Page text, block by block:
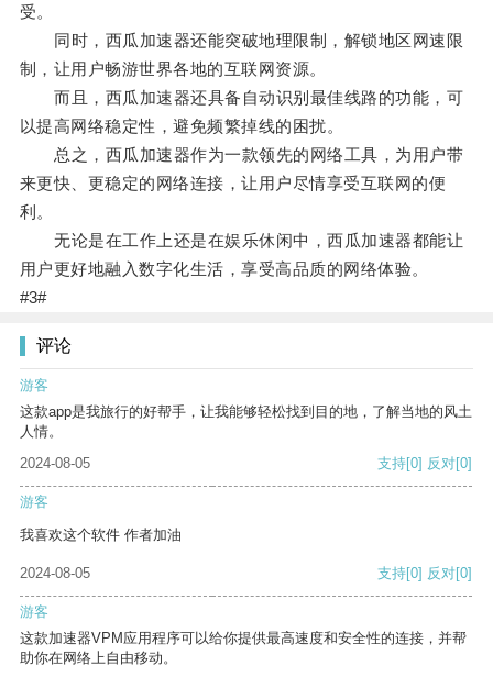
受。
同时，西瓜加速器还能突破地理限制，解锁地区网速限
制，让用户畅游世界各地的互联网资源。
而且，西瓜加速器还具备自动识别最佳线路的功能，可
以提高网络稳定性，避免频繁掉线的困扰。
总之，西瓜加速器作为一款领先的网络工具，为用户带
来更快、更稳定的网络连接，让用户尽情享受互联网的便
利。
无论是在工作上还是在娱乐休闲中，西瓜加速器都能让
用户更好地融入数字化生活，享受高品质的网络体验。
#3#
评论
游客
这款app是我旅行的好帮手，让我能够轻松找到目的地，了解当地的风土
人情。
2024-08-05
支持[0] 反对[0]
游客
我喜欢这个软件 作者加油
2024-08-05 支持[0] 反对[0]
游客
这款加速器VPM应用程序可以给你提供最高速度和安全性的连接，并帮
助你在网络上自由移动。